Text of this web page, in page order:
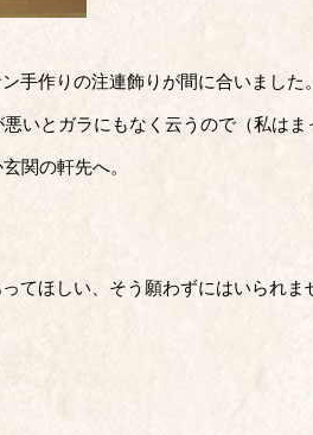
手作りの注連飾りが間に合いました。
いとガラにもなく云うので（私は
関の軒先へ。
てほしい、そう願わずにはいられま